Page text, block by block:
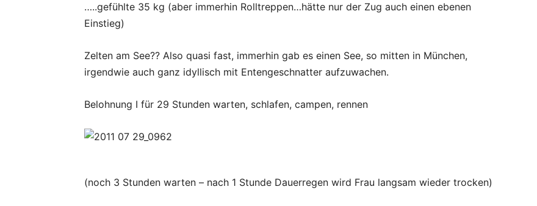
…..gefühlte 35 kg (aber immerhin Rolltreppen…hätte nur der Zug auch einen ebenen
Einstieg)
Zelten am See?? Also quasi fast, immerhin gab es einen See, so mitten in München,
irgendwie auch ganz idyllisch mit Entengeschnatter aufzuwachen.
Belohnung I für 29 Stunden warten, schlafen, campen, rennen
(noch 3 Stunden warten – nach 1 Stunde Dauerregen wird Frau langsam wieder trocken)